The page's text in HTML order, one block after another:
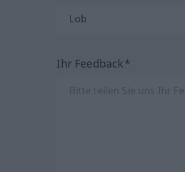
Ihr Feedback*